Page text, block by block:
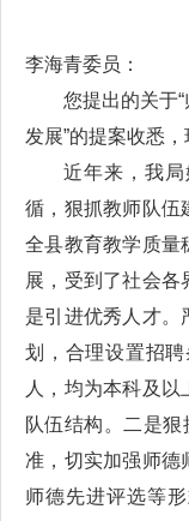
李海青委员：
您提出的关于
发展”的提案收悉，
近年来，我
循，狠抓教师队伍
全县教育教学质量
展，受到了社会各
是引进优秀人才。
划，合理设置招
人，均为本科及
队伍结构。二是狠
准，切实加强师德
师德先进评选等